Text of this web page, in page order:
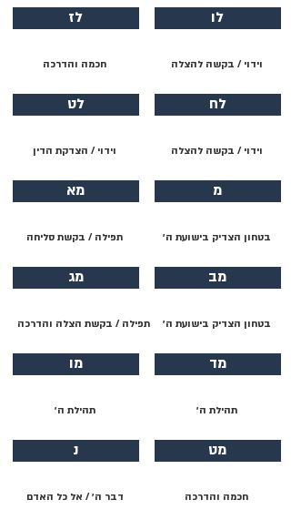
לו
וידוי / בקשה להצלה
לח
וידוי / בקשה להצלה
מ
בטחון הצדיק בישועת ה׳
מב
בטחון הצדיק בישועת ה׳
מד
תהילת ה׳
מט
חכמה והדרכה
לז
חכמה והדרכה
לט
וידוי / הצדקת הדין
מא
תפילה / בקשת סליחה
מג
תפילה / בקשת הצלה והדרכה
מו
תהילת ה׳
נ
דבר ה׳ / אל כל האדם